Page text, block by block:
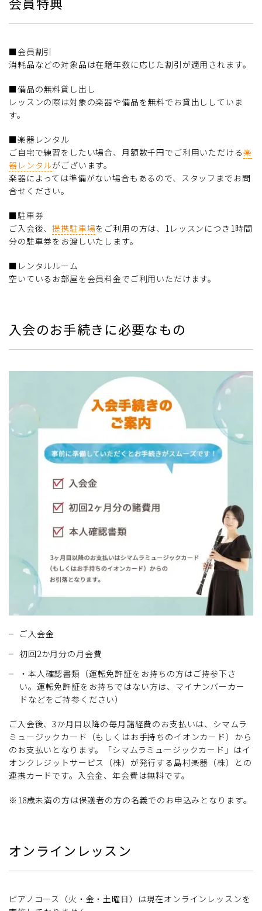
■会員割引
消耗品などの対象品は在籍年数に応じた割引が適用されます。
■備品の無料貸し出し
レッスンの際は対象の楽器や備品を無料でお貸出ししていま
す。
■楽器レンタル
ご自宅で練習をしたい場合、月額数千円でご利用いただける楽
器レンタルがございます。
楽器によっては準備がない場合もあるので、スタッフまでお問
合せください。
■駐車券
ご入会後、提携駐車場をご利用の方は、1レッスンにつき1時間
分の駐車券をお渡しいたします。
■レンタルルーム
空いているお部屋を会員料金でご利用いただけます。
入会のお手続きに必要なもの
ご入会金
初回2か月分の月会費
・本人確認書類（運転免許証をお持ちの方はご持参下さ
い。運転免許証をお持ちではない方は、マイナンバーカー
ドなどをご持参ください）
ご入会後、3か月目以降の毎月諸経費のお支払いは、シマムラ
ミュージックカード（もしくはお手持ちのイオンカード）から
のお支払いとなります。「シマムラミュージックカード」はイ
オンクレジットサービス（株）が発行する島村楽器（株）との
連携カードです。入会金、年会費は無料です。
※18歳未満の方は保護者の方の名義でのお申込みとなります。
オンラインレッスン
ピアノコース（火・金・土曜日）は現在オンラインレッスンを